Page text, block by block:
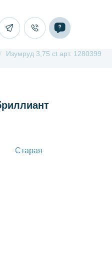
/ Изумруд 3,75 ct арт. 1280399
Старая